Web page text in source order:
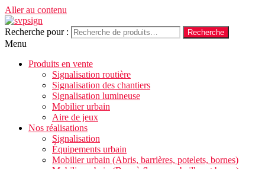
Aller au contenu
Recherche pour : Recherche
Menu
Produits en vente
Signalisation routière
Signalisation des chantiers
Signalisation lumineuse
Mobilier urbain
Aire de jeux
Nos réalisations
Signalisation
Équipements urbain
Mobilier urbain (Abris, barrières, potelets, bornes)